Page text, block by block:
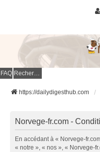
FAQ Rechercher
https://dailydigesthub.com
Norvege-fr.com -
En accédant à « Norvege-
« notre », « nos », « Norvege-